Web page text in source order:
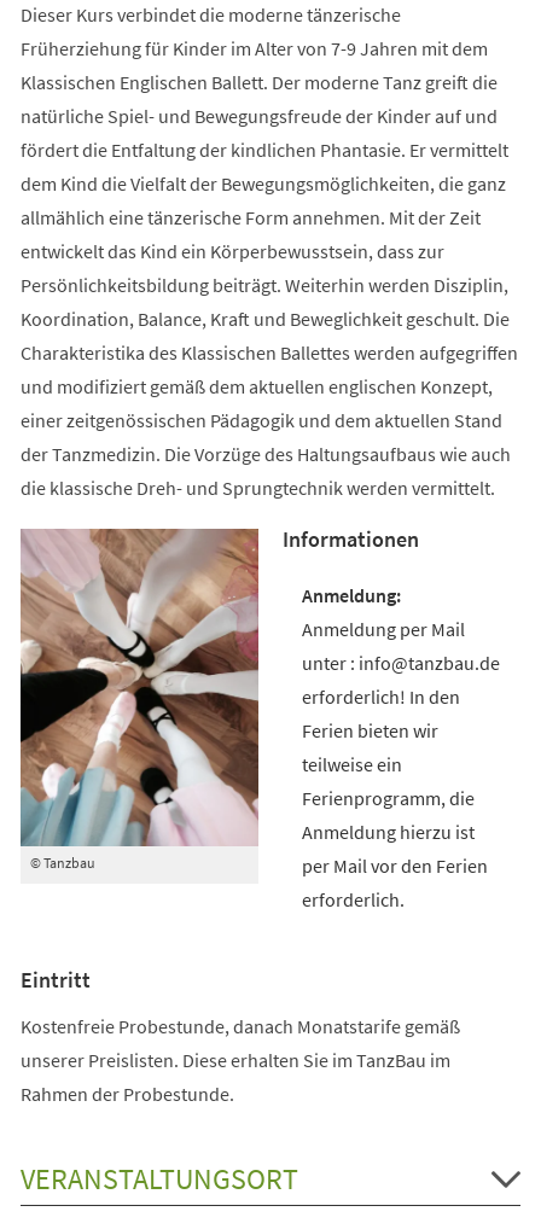
Dieser Kurs verbindet die moderne tänzerische
Früherziehung für Kinder im Alter von 7-9 Jahren mit dem
Klassischen Englischen Ballett. Der moderne Tanz greift die
natürliche Spiel- und Bewegungsfreude der Kinder auf und
fördert die Entfaltung der kindlichen Phantasie. Er vermittelt
dem Kind die Vielfalt der Bewegungsmöglichkeiten, die ganz
allmählich eine tänzerische Form annehmen. Mit der Zeit
entwickelt das Kind ein Körperbewusstsein, dass zur
Persönlichkeitsbildung beiträgt. Weiterhin werden Disziplin,
Koordination, Balance, Kraft und Beweglichkeit geschult. Die
Charakteristika des Klassischen Ballettes werden aufgegriffen
und modifiziert gemäß dem aktuellen englischen Konzept,
einer zeitgenössischen Pädagogik und dem aktuellen Stand
der Tanzmedizin. Die Vorzüge des Haltungsaufbaus wie auch
die klassische Dreh- und Sprungtechnik werden vermittelt.
© Tanzbau
Informationen
Anmeldung per Mail
unter : info@tanzbau.de
erforderlich! In den
Ferien bieten wir
teilweise ein
Ferienprogramm, die
Anmeldung hierzu ist
per Mail vor den Ferien
erforderlich.
Eintritt
Kostenfreie Probestunde, danach Monatstarife gemäß
unserer Preislisten. Diese erhalten Sie im TanzBau im
Rahmen der Probestunde.
VERANSTALTUNGSORT